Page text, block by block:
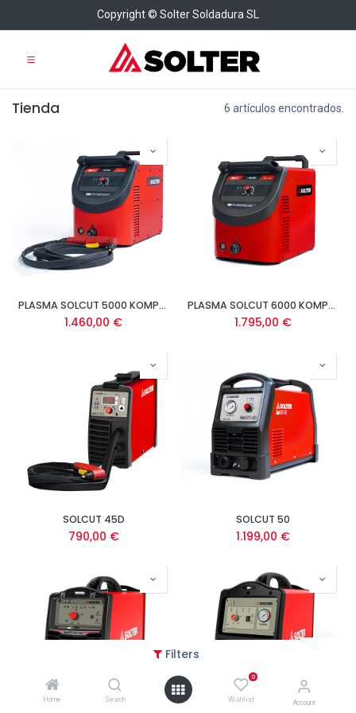
Filters
Home Search
0
Wishlist Account
Copyright © Solter Soldadura SL
Tienda 6 artículos encontrados.
PLASMA SOLCUT 5000 KOMPRESSOR PFC
1.460,00 €
PLASMA SOLCUT 6000 KOMPRESSOR PFC DUAL
1.795,00 €
SOLCUT 45D
790,00 €
SOLCUT 50
1.199,00 €